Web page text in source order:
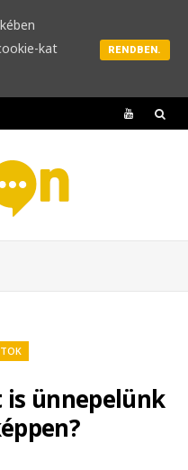
Y
u
ünnepelünk
kat
RENDBEN.